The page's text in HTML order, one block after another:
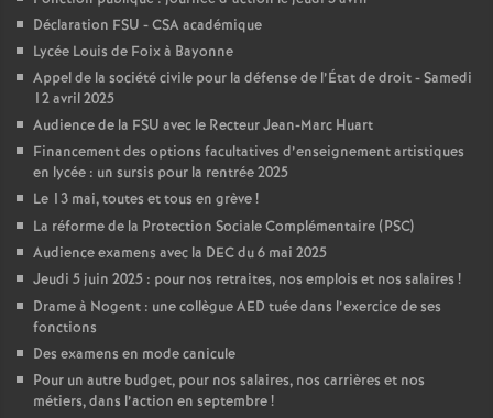
Déclaration FSU - CSA académique
Lycée Louis de Foix à Bayonne
Appel de la société civile pour la défense de l’État de droit - Samedi
12 avril 2025
Audience de la FSU avec le Recteur Jean-Marc Huart
Financement des options facultatives d’enseignement artistiques
en lycée : un sursis pour la rentrée 2025
Le 13 mai, toutes et tous en grève!
La réforme de la Protection Sociale Complémentaire (PSC)
Audience examens avec la DEC du 6 mai 2025
Jeudi 5 juin 2025 : pour nos retraites, nos emplois et nos salaires !
Drame à Nogent : une collègue AED tuée dans l’exercice de ses
fonctions
Des examens en mode canicule
Pour un autre budget, pour nos salaires, nos carrières et nos
métiers, dans l’action en septembre!